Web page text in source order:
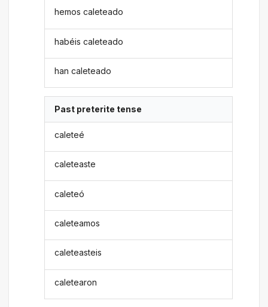
hemos caleteado
habéis caleteado
han caleteado
Past preterite tense
caleteé
caleteaste
caleteó
caleteamos
caleteasteis
caletearon